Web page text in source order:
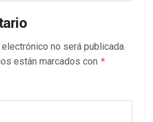
no será publicada.
están marcados con *